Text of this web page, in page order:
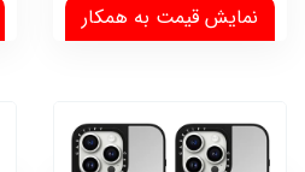
نمایش قیمت به همکار